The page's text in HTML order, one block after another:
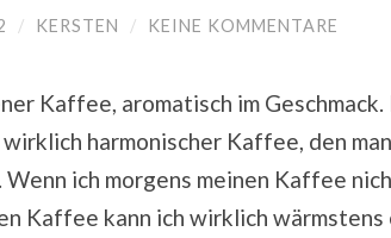
/ KERSTEN / KEINE KOMMENTARE
Kaffee, aromatisch im
harmonischer Kaffee, den
Wenn ich morgens meinen Kaffee
Kaffee kann ich wirklich wärmstens